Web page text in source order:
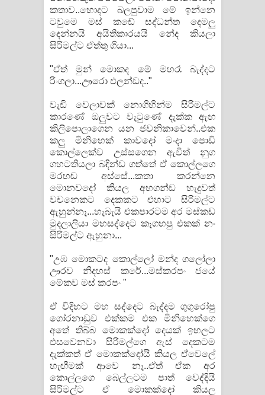
කතාව..හොදට බලපුවාම මේ ඉන්නෙ
ටවුමෙ මස් කඩේ සද්ධන්ත දෙමලු
දෙන්නයි අයිතිකාරයයි නේද කියලා
සිරිමල්ට ඒත්තු ගියා...
"ඒත් මුන් මොකද මේ මහරෑ බැද්දට
රිංගලා...ඌරො එලන්ඩද.."
වැඩි වෙලාවක් නොගිහින්ම සිරිමල්ට
කාරණේ ඔලුවට වැටුණේ දැක්ක ඇඟ
කිලිපොලාගෙන යන ජවනිකාවෙන්..එක
කලු මිනිහෙක් කාවදෝ මංදා පොඩි
කොල්ලෙක්ව උස්සගෙන ඇවිත් නුග
ගහටතියලා බඳින්ඩ ගත්තේ ඒ කොල්ලගෙ
මරහඬ අස්සේ...කතා කරන්නෙ
මොනවදෝ කියල අහගන්ඩ හැදුවත්
වචනෙකට දෙකකට එහාට සිරිමල්ට
ඇහුන්නෑ...හැබැයි එකපාරටම අර මස්කඩ
මුදලාලියා මහසද්දෙට කෑගහපු එකක් නං
සිරිමල්ට ඇහුනා...
"උඹ මොකටද කොල්ලෝ මන්ද ගලෝලා
ඌරව නිදහස් කරේ...මස්කරපං ජයේ
මේකව මස් කරපං "
ඒ විදිහට මහ සද්දෙට බැද්දම ගුගුරෝපු
ගෝරනාඩුව එක්කම එක මිනිහෙක්ගෙ
අතේ තිබ්බ මොකක්දෝ දෙයක් ඉහලට
එසවෙනවා සිරිමල්ගෙ ඇස් දෙකටම
දැක්කත් ඒ මොකක්දෝයි කියල ඒවෙලේ
හැඟීමක් ආවෙ නෑ..ඒත් ඒක අර
කොල්ලගෙ බෙල්ලටම පාත් වෙද්දියි
සිරිමල්ට ඒ මොකක්දෝ කියල